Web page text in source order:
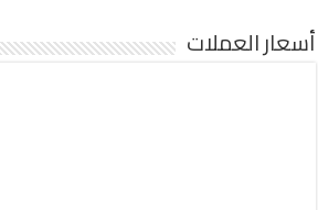
أسعار العملات